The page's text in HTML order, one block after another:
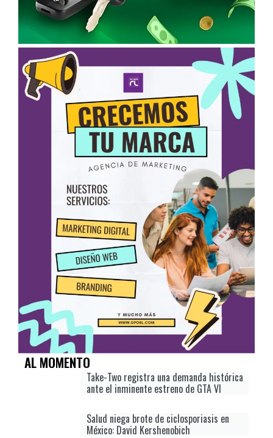
AL MOMENTO
Take-Two registra una demanda histórica
ante el inminente estreno de GTA VI
Salud niega brote de ciclosporiasis en
México: David Kershenobich